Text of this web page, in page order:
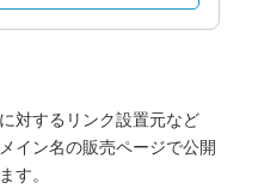
対するリンク設置元など
イン名の販売ページで公開
す。